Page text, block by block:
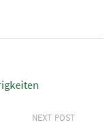
NEXT POST